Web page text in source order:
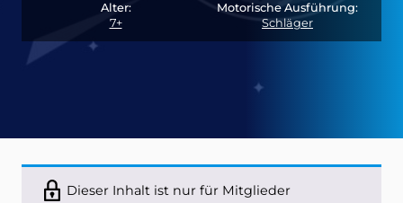
Alter:
7+
Motorische Ausführung:
Schläger
Dieser Inhalt ist nur für Mitglieder